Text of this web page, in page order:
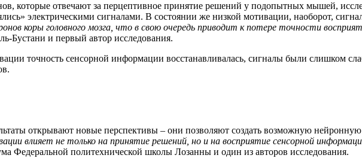
которые отвечают за перцептивное принятие решений у подопытных мышей,
электрическими сигналами. В состоянии же низкой мотивации, наоборот,
коры головного мозга, что в свою очередь приводит к потере точности
Бустани и первый автор исследования.
точность сенсорной информации восстанавливалась, сигналы были слишком
открывают новые перспективы – они позволяют создать возможную нейронную
влияет не только на принятие решений, но и на восприятие сенсорной
Федеральной политехнической школы Лозанны и один из авторов исследования.